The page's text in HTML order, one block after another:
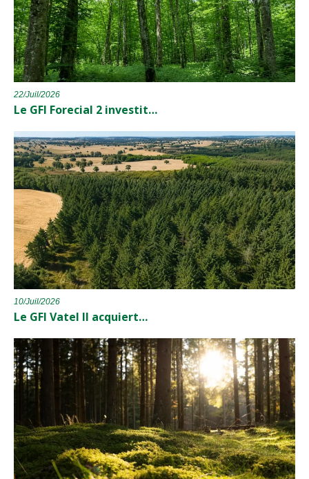
22/Juil/2026
Le GFI Forecial 2 investit…
10/Juil/2026
Le GFI Vatel II acquiert…